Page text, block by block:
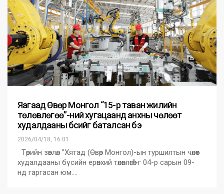
Яагаад Өвөр Монгол “15-р таван жилийн
төлөвлөгөө”-ний хугацаанд анхны чөлөөт
худалдааны бүсийг баталсан бэ
2026/04/18, 16:01
Төрийн зөвлөл "Хятад (Өвөр Монгол)-ын туршилтын чөлөөт
худалдааны бүсийн ерөнхий төлөвлөгөө"-г 04-р сарын 09-
нд гаргасан юм.…